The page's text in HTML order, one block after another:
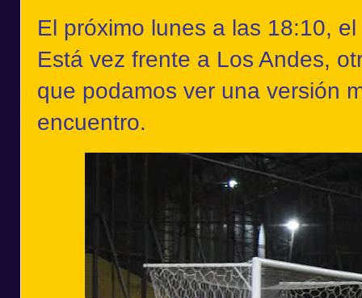
El próximo lunes a las 18:10,
Está vez frente a Los Andes,
que podamos ver una versión
encuentro.